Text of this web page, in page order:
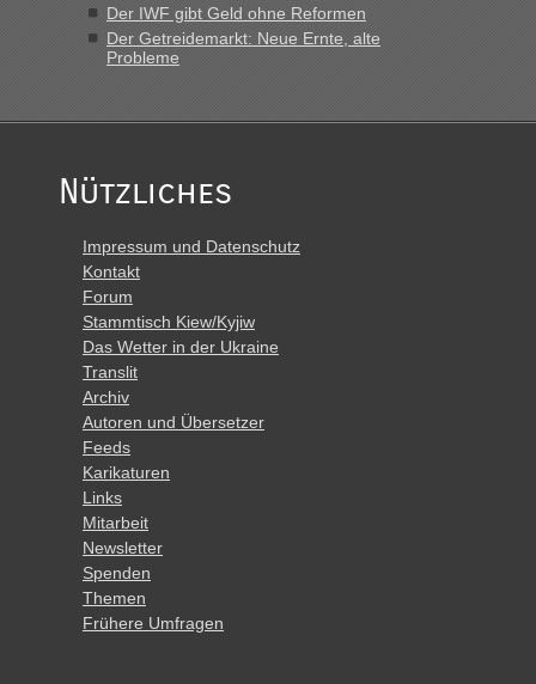
Der IWF gibt Geld ohne Reformen
Der Getreidemarkt: Neue Ernte, alte
Probleme
Nützliches
Impressum und Datenschutz
Kontakt
Forum
Stammtisch Kiew/Kyjiw
Das Wetter in der Ukraine
Translit
Archiv
Autoren und Übersetzer
Feeds
Karikaturen
Links
Mitarbeit
Newsletter
Spenden
Themen
Frühere Umfragen